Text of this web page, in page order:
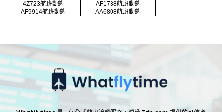
4Z723航班動態
AF1738航班動態
AF9914航班動態
AA6808航班動態